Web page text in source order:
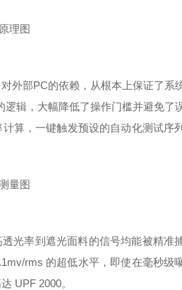
外部PC的依赖，从根本上保证了系
辑，大幅降低了操作门槛并避免了
算，一键触发预设的自动化测试序
光率到遮光面料的信号均能被精准
rms 的超低水平，即使在毫秒级
UPF 2000。